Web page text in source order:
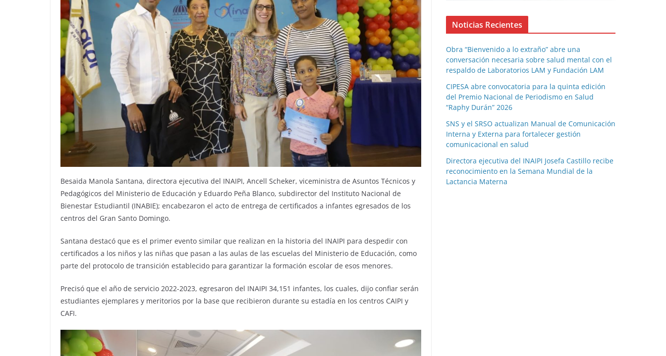
Besaida Manola Santana, directora ejecutiva del INAIPI, Ancell Scheker, viceministra de Asuntos Técnicos y
Pedagógicos del Ministerio de Educación y Eduardo Peña Blanco, subdirector del Instituto Nacional de
Bienestar Estudiantil (INABIE); encabezaron el acto de entrega de certificados a infantes egresados de los
centros del Gran Santo Domingo.
Santana destacó que es el primer evento similar que realizan en la historia del INAIPI para despedir con
certificados a los niños y las niñas que pasan a las aulas de las escuelas del Ministerio de Educación, como
parte del protocolo de transición establecido para garantizar la formación escolar de esos menores.
Precisó que el año de servicio 2022-2023, egresaron del INAIPI 34,151 infantes, los cuales, dijo confiar serán
estudiantes ejemplares y meritorios por la base que recibieron durante su estadía en los centros CAIPI y
CAFI.
Noticias Recientes
Obra “Bienvenido a lo extraño” abre una
conversación necesaria sobre salud mental con el
respaldo de Laboratorios LAM y Fundación LAM
CIPESA abre convocatoria para la quinta edición
del Premio Nacional de Periodismo en Salud
“Raphy Durán” 2026
SNS y el SRSO actualizan Manual de Comunicación
Interna y Externa para fortalecer gestión
comunicacional en salud
Directora ejecutiva del INAIPI Josefa Castillo recibe
reconocimiento en la Semana Mundial de la
Lactancia Materna